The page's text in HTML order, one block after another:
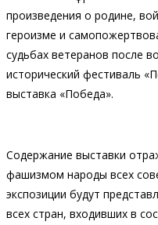
произведения о родине,
героизме и
судьбах ветеранов после
исторический фестиваль
выставка «Победа».
Содержание выставки
фашизмом народы всех
экспозиции будут
всех стран, входивших в